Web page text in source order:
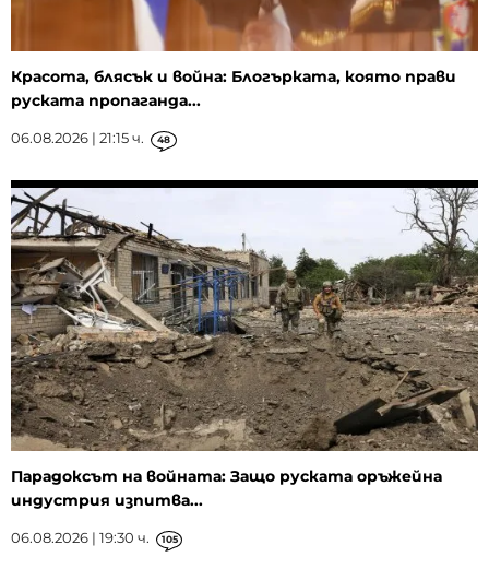
Красота, блясък и война: Блогърката, която прави
руската пропаганда...
06.08.2026 | 21:15 ч. 48
Парадоксът на войната: Защо руската оръжейна
индустрия изпитва...
06.08.2026 | 19:30 ч. 105